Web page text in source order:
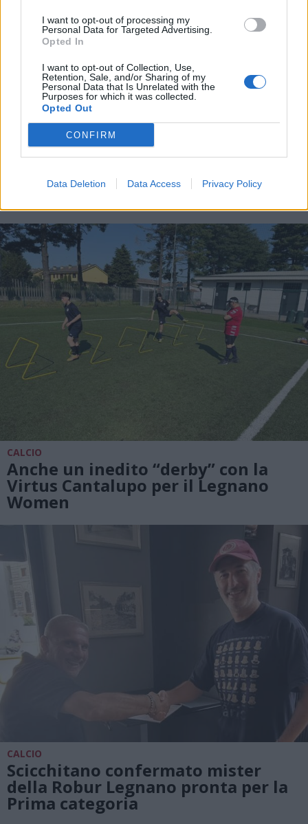
I want to opt-out of processing my
Personal Data for Targeted Advertising.
Opted In
I want to opt-out of Collection, Use,
Retention, Sale, and/or Sharing of my
Personal Data that Is Unrelated with the
Purposes for which it was collected.
Opted Out
CONFIRM
Data Deletion Data Access Privacy Policy
MALTEMPO
anche nell’Alto Milanese fino alla
CALCIO
Anche un inedito “derby” con la
Virtus Cantalupo per il Legnano
Women
CALCIO
Scicchitano confermato mister
della Robur Legnano pronta per la
Prima categoria